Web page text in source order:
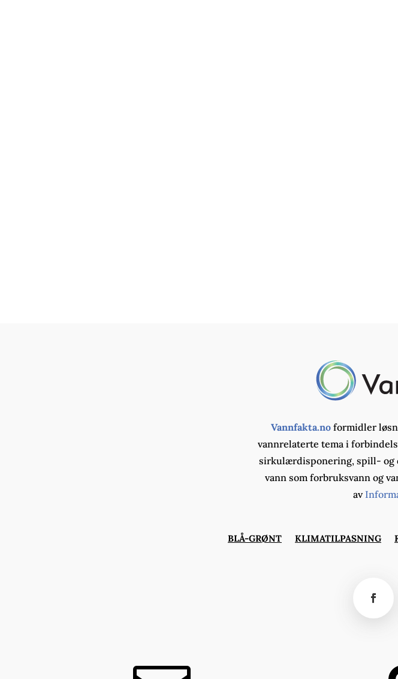
Vannfakta.noformidler
vannrelaterte tema i
sirkulærdisponering, spill- og
vann som forbruksvann og
av
BLÅ-GRØNT KLIMATILPASNING